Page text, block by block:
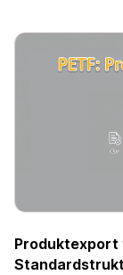
Produktexport